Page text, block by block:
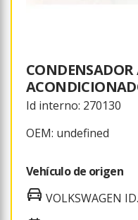
Id interno: 270130
OEM: undefined
Vehículo de origen
VOLKSWAGEN